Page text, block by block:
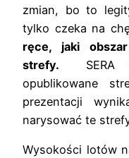
zmian, bo to
tylko czeka na
ręce, jaki
strefy. SERA +
opublikowane
prezentacji
narysować te
Wysokości lotów